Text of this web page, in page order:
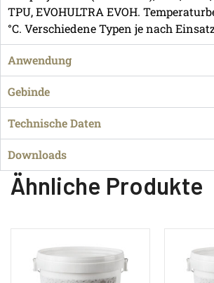
TPU, EVOHULTRA EVOH.
°C. Verschiedene Typen je nach
Anwendung
Gebinde
Technische Daten
Downloads
Ähnliche Produkte